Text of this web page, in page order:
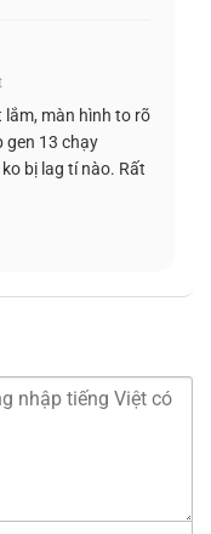
và tiết kiệm thời
màn hình to rõ
gen 13 chạy
bị lag tí nào. Rất